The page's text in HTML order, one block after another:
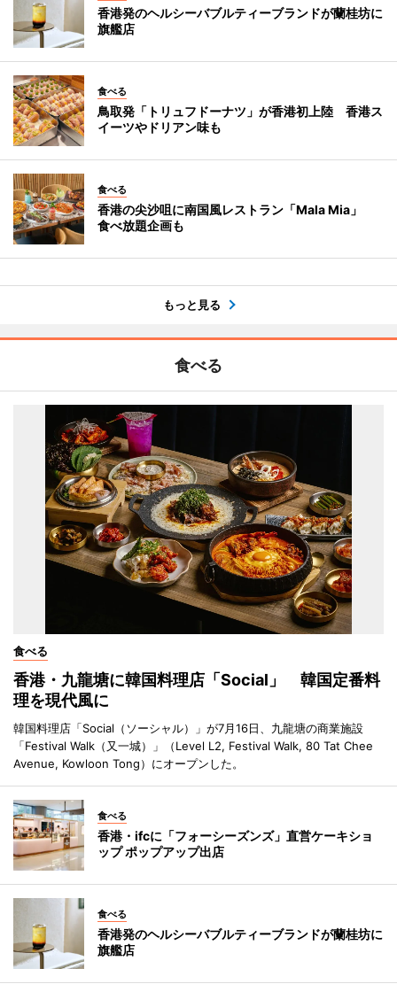
香港発のヘルシーバブルティーブランドが蘭桂坊に
旗艦店
食べる
鳥取発「トリュフドーナツ」が香港初上陸 香港ス
イーツやドリアン味も
食べる
香港の尖沙咀に南国風レストラン「Mala Mia」
食べ放題企画も
もっと見る
食べる
食べる
香港・九龍塘に韓国料理店「Social」 韓国定番料
理を現代風に
韓国料理店「Social（ソーシャル）」が7月16日、九龍塘の商業施設
「Festival Walk（又一城）」（Level L2, Festival Walk, 80 Tat Chee
Avenue, Kowloon Tong）にオープンした。
食べる
香港・ifcに「フォーシーズンズ」直営ケーキショ
ップ ポップアップ出店
食べる
香港発のヘルシーバブルティーブランドが蘭桂坊に
旗艦店